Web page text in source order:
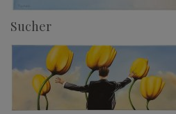
Sucher